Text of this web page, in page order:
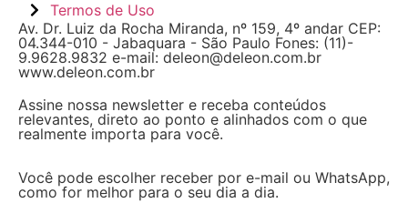
Termos de Uso
Av. Dr. Luiz da Rocha Miranda, nº 159, 4º andar CEP:
04.344-010 - Jabaquara - São Paulo Fones: (11)-
9.9628.9832 e-mail: deleon@deleon.com.br
www.deleon.com.br
Assine nossa newsletter e receba conteúdos
relevantes, direto ao ponto e alinhados com o que
realmente importa para você.
Você pode escolher receber por e-mail ou WhatsApp,
como for melhor para o seu dia a dia.